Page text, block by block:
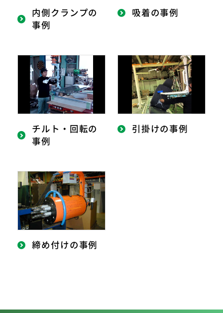
内側クランプの
事例
吸着の事例
チルト・回転の
事例
引掛けの事例
締め付けの事例